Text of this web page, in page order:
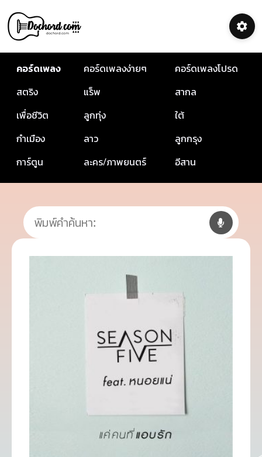
คอร์ดเพลง คอร์ดเพลงง่ายๆ
คอร์ดเพลงโปรด
สตริง
แร็พ
สากล
เพื่อชีวิต
ลูกทุ่ง
ใต้
กำเมือง
ลาว
ลูกกรุง
การ์ตูน
ละคร/ภาพยนตร์ อีสาน